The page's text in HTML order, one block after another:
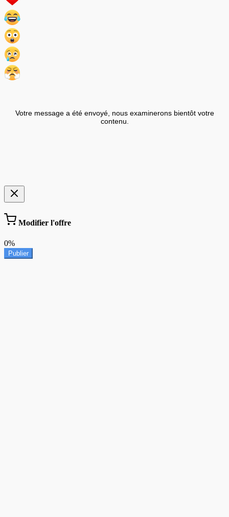
Votre message a été envoyé, nous examinerons bientôt votre
contenu.
Modifier l'offre
0%
Publier